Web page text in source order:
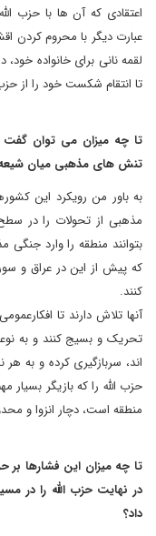
اعتقادی که آن ها با حزب
عبارت دیگر با محروم کردن
لقمه نانی برای خانواده خود،
تا انتقام شکست خود را از حزب
تا چه میزان می توان گفت
تنش های مذهبی میان
به باور من رویکرد این
مذهبی از تحولات را در
بتوانند منطقه را وارد
که پیش از این در عراق و
کنند.
آنها تلاش دارند تا
تحریک و بسیج کنند و به
اند، سربازگیری کرده و به
حزب الله را که بازیگر
منطقه است، دچار انزوا و
تا چه میزان این فشارها بر
در نهایت حزب الله را در
داد؟